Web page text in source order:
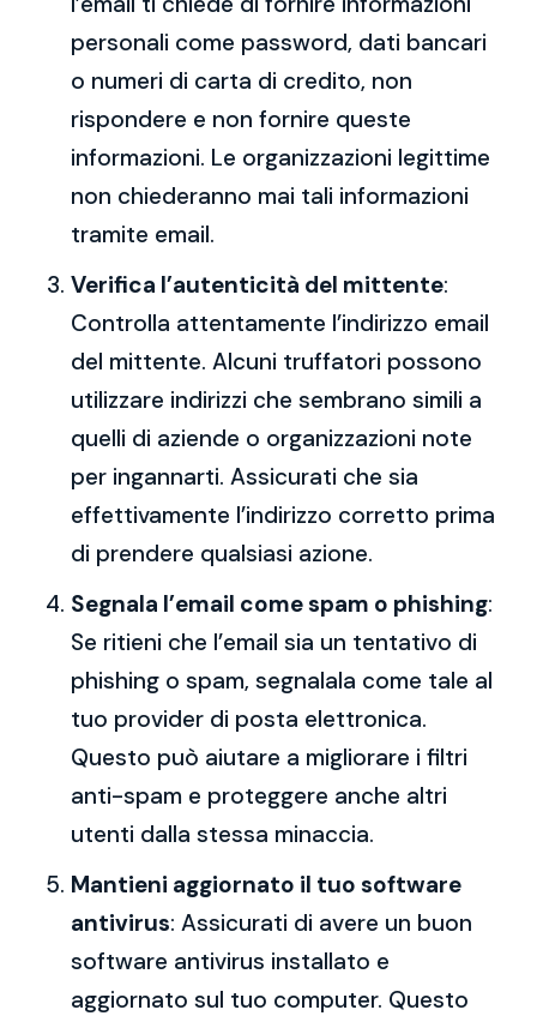
personali come password, dati bancari
o numeri di carta di credito, non
rispondere e non fornire queste
informazioni. Le organizzazioni legittime
non chiederanno mai tali informazioni
tramite email.
Verifica l’autenticità del mittente:
Controlla attentamente l’indirizzo email
del mittente. Alcuni truffatori possono
utilizzare indirizzi che sembrano simili a
quelli di aziende o organizzazioni note
per ingannarti. Assicurati che sia
effettivamente l’indirizzo corretto prima
di prendere qualsiasi azione.
Segnala l’email come spam o phishing:
Se ritieni che l’email sia un tentativo di
phishing o spam, segnalala come tale al
tuo provider di posta elettronica.
Questo può aiutare a migliorare i filtri
anti-spam e proteggere anche altri
utenti dalla stessa minaccia.
Mantieni aggiornato il tuo software
antivirus: Assicurati di avere un buon
software antivirus installato e
aggiornato sul tuo computer. Questo